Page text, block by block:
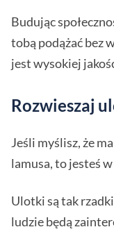
Budując
tobą podążać bez
jest wysokiej
Rozwieszaj
Jeśli myślisz, że
lamusa, to jesteś w
Ulotki są tak
ludzie będą